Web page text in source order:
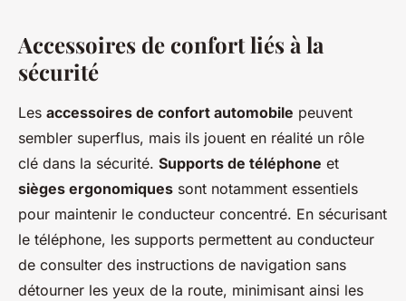
Accessoires de confort liés à la
sécurité
Les accessoires de confort automobile peuvent
sembler superflus, mais ils jouent en réalité un rôle
clé dans la sécurité. Supports de téléphone et
sièges ergonomiques sont notamment essentiels
pour maintenir le conducteur concentré. En sécurisant
le téléphone, les supports permettent au conducteur
de consulter des instructions de navigation sans
détourner les yeux de la route, minimisant ainsi les